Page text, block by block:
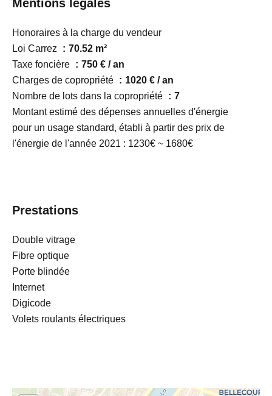
Mentions légales
Honoraires à la charge du vendeur
Loi Carrez
70.52 m²
Taxe foncière
750 € / an
Charges de copropriété
1020 € / an
Nombre de lots dans la copropriété
7
Montant estimé des dépenses annuelles d'énergie
pour un usage standard, établi à partir des prix de
l'énergie de l'année 2021 : 1230€ ~ 1680€
Prestations
Double vitrage
Fibre optique
Porte blindée
Internet
Digicode
Volets roulants électriques